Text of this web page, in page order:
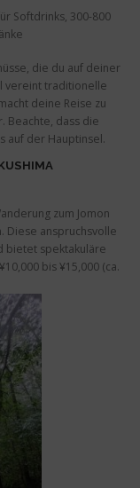
Softdrinks, 300-800
die du auf deiner
vereint traditionelle
deine Reise zu
Beachte, dass die
auf der Hauptinsel.
zum Jomon
Diese anspruchsvolle
bietet spektakuläre
bis ¥15,000 (ca.